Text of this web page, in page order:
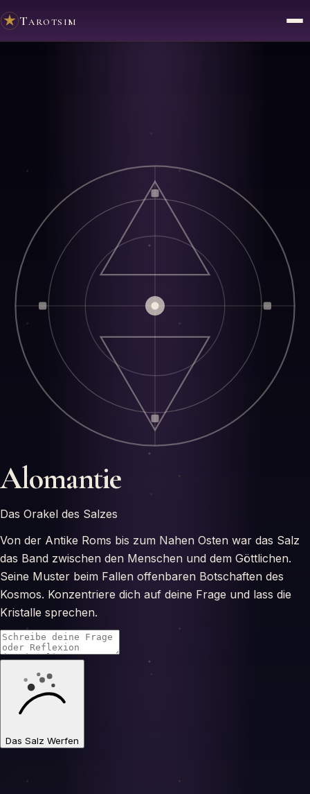
Tarotsim
Alomantie
Das Orakel des Salzes
Von der Antike Roms bis zum Nahen Osten war das Salz
das Band zwischen den Menschen und dem Göttlichen.
Seine Muster beim Fallen offenbaren Botschaften des
Kosmos. Konzentriere dich auf deine Frage und lass die
Kristalle sprechen.
Das Salz Werfen